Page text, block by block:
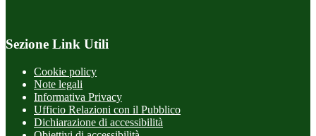
Sezione Link Utili
Cookie policy
Note legali
Informativa Privacy
Ufficio Relazioni con il Pubblico
Dichiarazione di accessibilità